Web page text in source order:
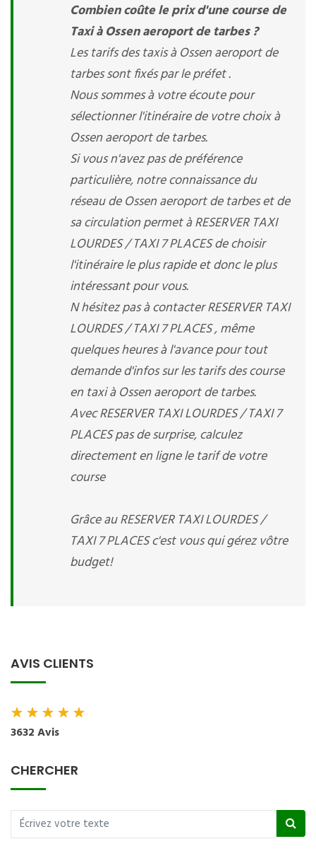
Combien coûte le prix d'une course de
Taxi à Ossen aeroport de tarbes ?
Les tarifs des taxis à Ossen aeroport de
tarbes sont fixés par le préfet .
Nous sommes à votre écoute pour
sélectionner l'itinéraire de votre choix à
Ossen aeroport de tarbes.
Si vous n'avez pas de préférence
particulière, notre connaissance du
réseau de Ossen aeroport de tarbes et de
sa circulation permet à RESERVER TAXI
LOURDES / TAXI 7 PLACES de choisir
l'itinéraire le plus rapide et donc le plus
intéressant pour vous.
N hésitez pas à contacter RESERVER TAXI
LOURDES / TAXI 7 PLACES , même
quelques heures à l'avance pour tout
demande d'infos sur les tarifs des course
en taxi à Ossen aeroport de tarbes.
Avec RESERVER TAXI LOURDES / TAXI 7
PLACES pas de surprise, calculez
directement en ligne le tarif de votre
course
Grâce au RESERVER TAXI LOURDES /
TAXI 7 PLACES c'est vous qui gérez vôtre
budget!
AVIS CLIENTS
★★★★★
3632 Avis
CHERCHER